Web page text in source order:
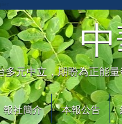
多元中立，期盼為正能
報社簡介 本報公告